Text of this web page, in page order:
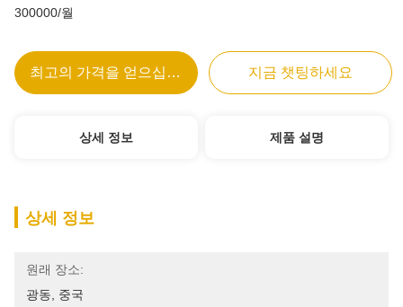
300000/월
최고의 가격을 얻으십시오 지금 챗팅하세요
상세 정보 제품 설명
상세 정보
원래 장소:
광동, 중국